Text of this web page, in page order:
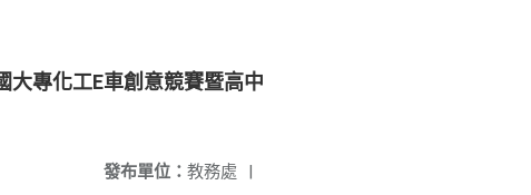
專化工E車創意競賽暨高中
發布單位： 教務處 |